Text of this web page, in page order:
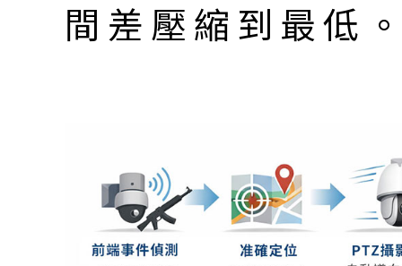
間差壓縮到最低